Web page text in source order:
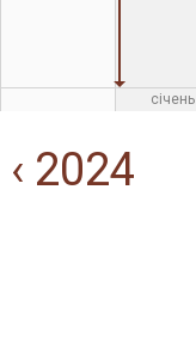
січень
‹ 2024